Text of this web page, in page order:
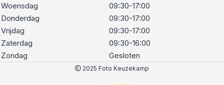
Woensdag
09:30-17:00
Donderdag
09:30-17:00
Vrijdag
09:30-17:00
Zaterdag
09:30-16:00
Zondag
Gesloten
2025 Foto Keuzekamp